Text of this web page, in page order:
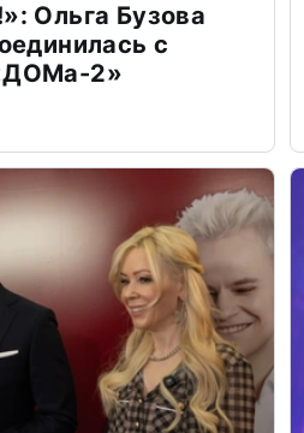
Ольга Бузова
с
2»